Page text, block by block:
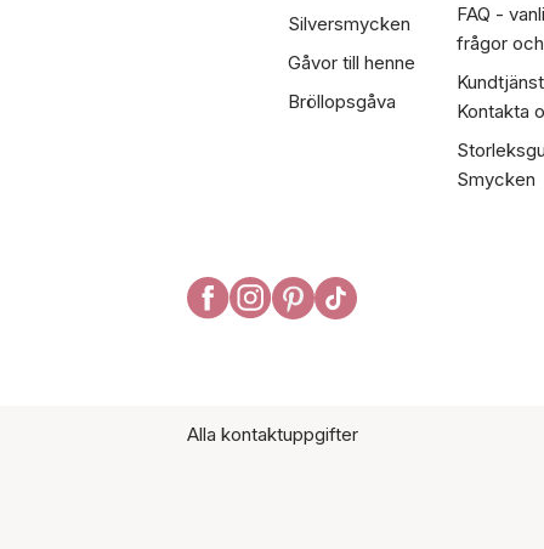
Silversmycken
Gåvor till henne
Bröllopsgåva
FAQ -
frågor
Kontakta
Smycken
Alla kontaktuppgifter